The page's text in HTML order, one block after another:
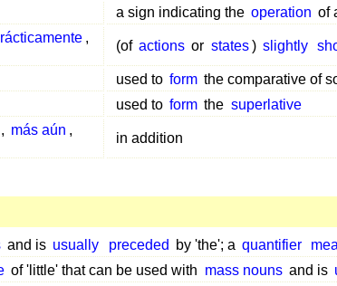
a sign indicating the operation of
,
(of actions or states ) slightly
used to form the comparative of
used to form the superlative
, más aún ,
in addition
and is usually preceded by 'the'; a quantifier
of 'little' that can be used with mass nouns and is